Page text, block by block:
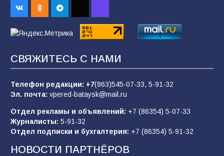
Командовал боем до последнего: герой
Евгений Остапенко
В библиотеке имени М.Ю. Лермонтова
состоялось литературно-творческое
сказку, рисуем в красках»
68 07.08.2026
СВЯЖИТЕСЬ С НАМИ
Телефон редакции: +7(863)545-07-33, 5-91-32
Эл. почта: vpered-bataysk@mail.ru
Отдел рекламы и объявлений: +7 (86354) 5-07-33
Журналисты: 5-91-32
Отдел подписки и бухгалтерия: +7 (86354) 5-91-32
НОВОСТИ ПАРТНЁРОВ